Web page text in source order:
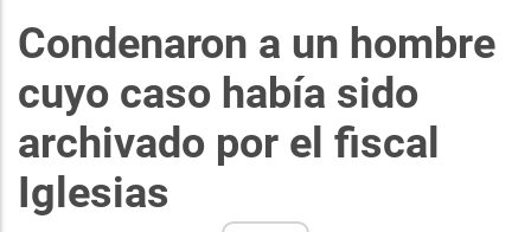
Condenaron a un hombre
cuyo caso había sido
archivado por el fiscal
Iglesias